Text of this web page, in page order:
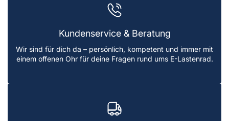
Kundenservice & Beratung
Wir sind für dich da – persönlich, kompetent und immer mit
einem offenen Ohr für deine Fragen rund ums E-Lastenrad.